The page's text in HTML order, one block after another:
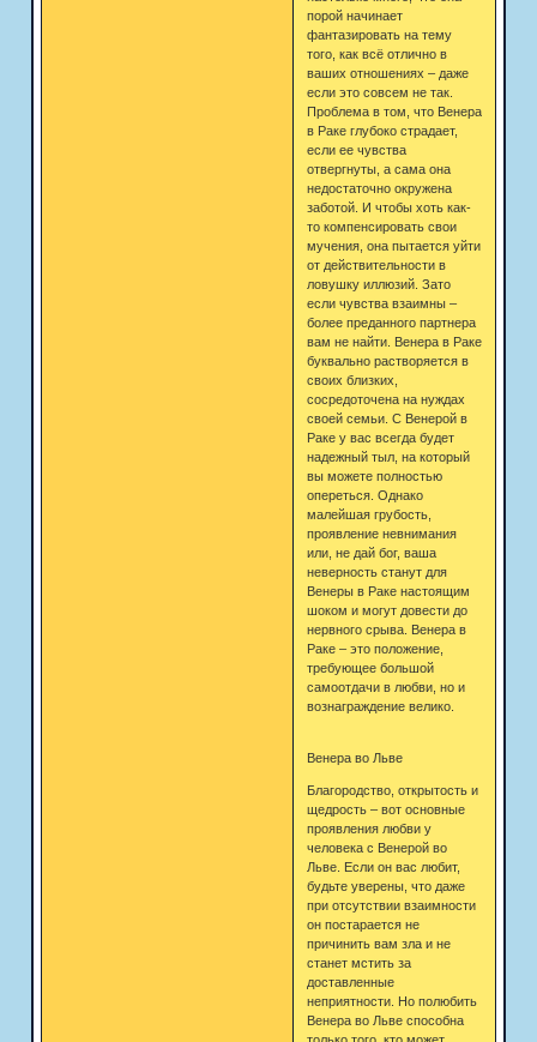
порой начинает
фантазировать на тему
того, как всё отлично в
ваших отношениях – даже
если это совсем не так.
Проблема в том, что Венера
в Раке глубоко страдает,
если ее чувства
отвергнуты, а сама она
недостаточно окружена
заботой. И чтобы хоть как-
то компенсировать свои
мучения, она пытается уйти
от действительности в
ловушку иллюзий. Зато
если чувства взаимны –
более преданного партнера
вам не найти. Венера в Раке
буквально растворяется в
своих близких,
сосредоточена на нуждах
своей семьи. С Венерой в
Раке у вас всегда будет
надежный тыл, на который
вы можете полностью
опереться. Однако
малейшая грубость,
проявление невнимания
или, не дай бог, ваша
неверность станут для
Венеры в Раке настоящим
шоком и могут довести до
нервного срыва. Венера в
Раке – это положение,
требующее большой
самоотдачи в любви, но и
вознаграждение велико.
Венера во Льве
Благородство, открытость и
щедрость – вот основные
проявления любви у
человека с Венерой во
Льве. Если он вас любит,
будьте уверены, что даже
при отсутствии взаимности
он постарается не
причинить вам зла и не
станет мстить за
доставленные
неприятности. Но полюбить
Венера во Льве способна
только того, кто может